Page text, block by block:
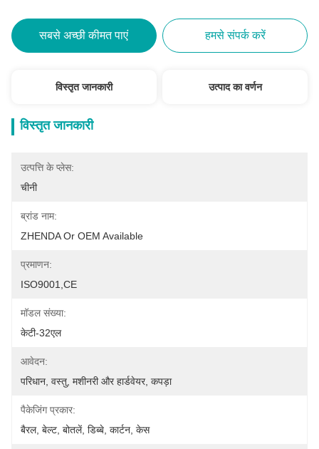
सबसे अच्छी कीमत पाएं हमसे संपर्क करें
विस्तृत जानकारी उत्पाद का वर्णन
विस्तृत जानकारी
उत्पत्ति के प्लेस:
चीनी
ब्रांड नाम:
ZHENDA Or OEM Available
प्रमाणन:
ISO9001,CE
मॉडल संख्या:
केटी-32एल
आवेदन:
परिधान, वस्तु, मशीनरी और हार्डवेयर, कपड़ा
पैकेजिंग प्रकार:
बैरल, बेल्ट, बोतलें, डिब्बे, कार्टन, केस